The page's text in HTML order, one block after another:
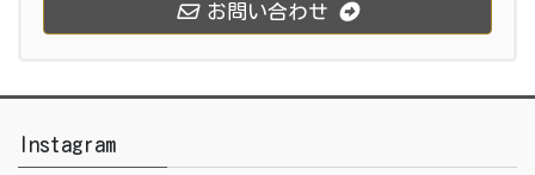
お問い合わせ
Instagram